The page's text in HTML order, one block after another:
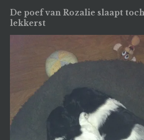
De poef van Rozalie slaapt
lekkerst